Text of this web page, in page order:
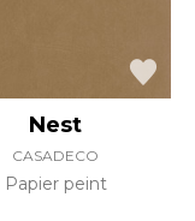
Nest
CASADECO
Papier peint